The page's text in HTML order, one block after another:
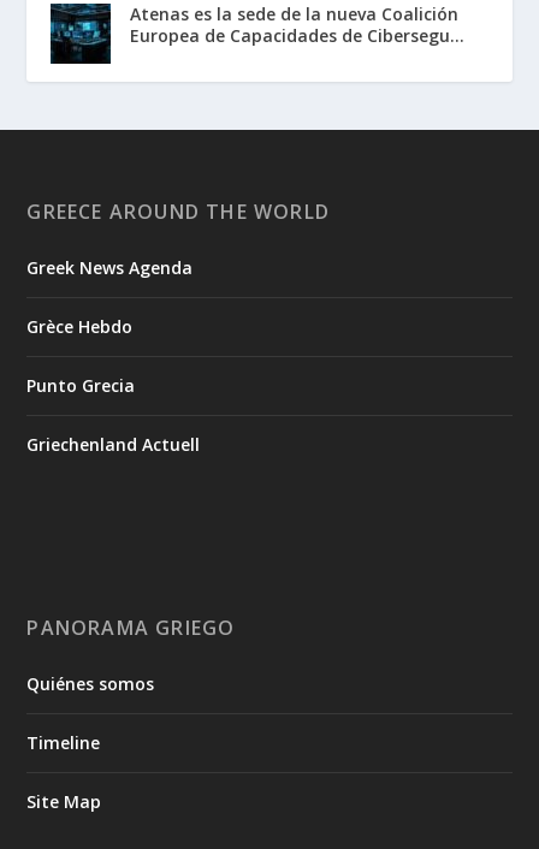
Atenas es la sede de la nueva Coalición
Europea de Capacidades de Cibersegu...
GREECE AROUND THE WORLD
Greek News Agenda
Grèce Hebdo
Punto Grecia
Griechenland Actuell
PANORAMA GRIEGO
Quiénes somos
Timeline
Site Map